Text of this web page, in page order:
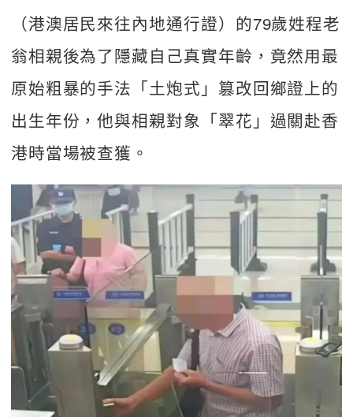
（港澳居民來往內地通行證）的79歲姓程老
翁相親後為了隱藏自己真實年齡，竟然用最
原始粗暴的手法「土炮式」篡改回鄉證上的
出生年份，他與相親對象「翠花」過關赴香
港時當場被查獲。